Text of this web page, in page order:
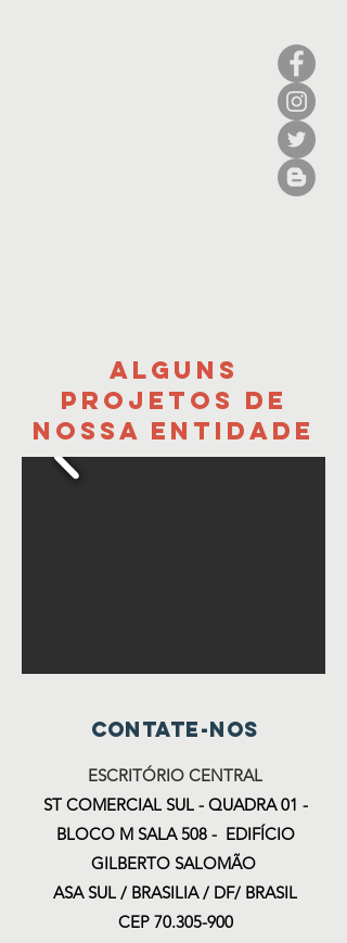
ALGUNS
PROJETOS DE
NOSSA ENTIDADE
Contate-nos
ESCRITÓRIO CENTRAL
ST COMERCIAL SUL - QUADRA 01 -
BLOCO M SALA 508 - EDIFÍCIO
GILBERTO SALOMÃO
ASA SUL / BRASILIA / DF/ BRASIL
CEP 70.305-900